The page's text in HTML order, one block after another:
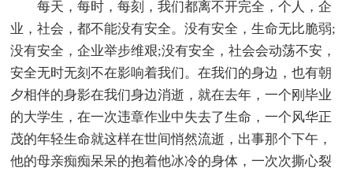
每天，每时，每刻，我们都离不开完全，个人，企
业，社会，都不能没有安全。没有安全，生命无比脆弱;
没有安全，企业举步维艰;没有安全，社会会动荡不安，
安全无时无刻不在影响着我们。在我们的身边，也有朝
夕相伴的身影在我们身边消逝，就在去年，一个刚毕业
的大学生，在一次违章作业中失去了生命，一个风华正
茂的年轻生命就这样在世间悄然流逝，出事那个下午，
他的母亲痴痴呆呆的抱着他冰冷的身体，一次次撕心裂